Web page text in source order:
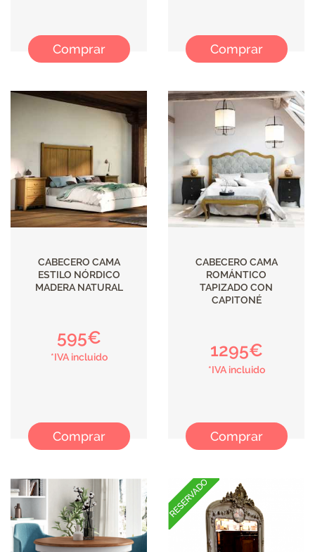
Comprar Comprar
CABECERO CAMA
ESTILO NÓRDICO
MADERA NATURAL
595€
*IVA incluido
Comprar
CABECERO CAMA
ROMÁNTICO
TAPIZADO CON
CAPITONÉ
1295€
*IVA incluido
Comprar